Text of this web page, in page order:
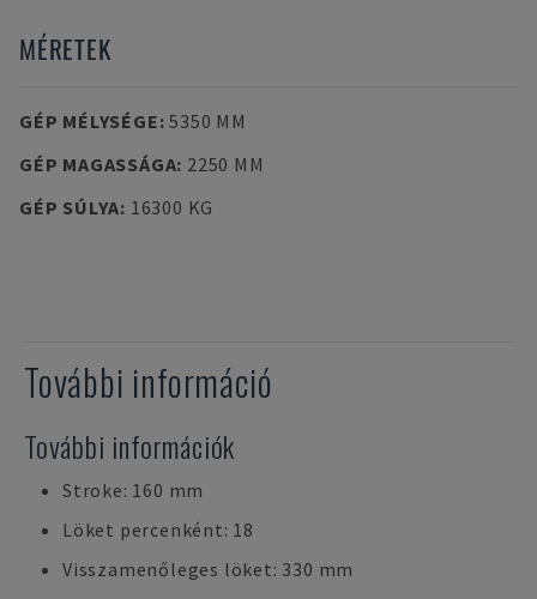
MÉRETEK
GÉP MÉLYSÉGE:5350 MM
GÉP MAGASSÁGA: 2250 MM
GÉP SÚLYA: 16300 KG
További információ
További információk
Stroke: 160 mm
Löket percenként: 18
Visszamenőleges löket: 330 mm